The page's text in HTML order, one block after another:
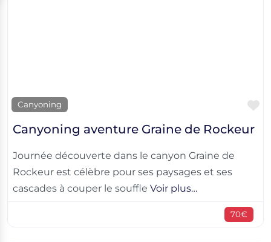
Canyoning
Canyoning aventure Graine de Rockeur
Journée découverte dans le canyon Graine de
Rockeur est célèbre pour ses paysages et ses
cascades à couper le souffle Voir plus…
70€